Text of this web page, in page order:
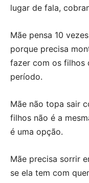
lugar de fala,
Mãe pensa 10
porque precisa
fazer com os filhos
período.
Mãe não topa sair
filhos não é a
é uma opção.
Mãe precisa sorrir
se ela tem com